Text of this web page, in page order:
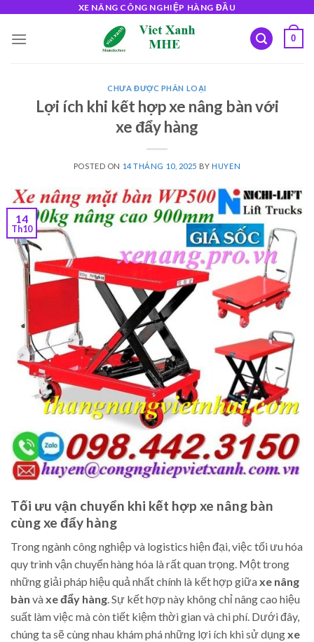
content
XE NÂNG CÔNG NGHIỆP HÀNG ĐẦU
0
CHƯA ĐƯỢC PHÂN LOẠI
Lợi ích khi kết hợp xe nâng bàn với
xe đẩy hàng
POSTED ON 14 THÁNG 10, 2025 BYHUYEN
14
Th10
Tối ưu vận chuyển khi kết hợp xe nâng bàn
cùng xe đẩy hàng
Trong ngành công nghiệp và logistics hiện đại, việc tối ưu hóa
quy trình vận chuyển hàng hóa là rất quan trọng. Một trong
những giải pháp hiệu quả nhất chính là kết hợp giữaxe nâng
bàn vàxe đẩy hàng. Sự kết hợp này không chỉ nâng cao hiệu
suất làm việc mà còn tiết kiệm thời gian và chi phí. Dưới đây,
chúng ta sẽ cùng nhau khám phá những lợi ích khi sử dụngxe